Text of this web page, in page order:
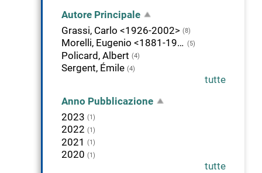
Autore Principale
Grassi, Carlo <1926-2002> (8)
Morelli, Eugenio <1881-1960> (5)
Policard, Albert (4)
Sergent, Émile (4)
tutte
Anno Pubblicazione
2023 (1)
2022 (1)
2021 (1)
2020 (1)
tutte